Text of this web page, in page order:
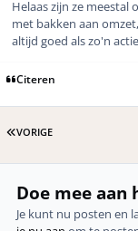
Helaas zijn ze meestal
met bakken aan
altijd goed als zo'n
Citeren
EERSTE PAGINA
VORIGE
Doe mee aan
Je kunt nu posten en